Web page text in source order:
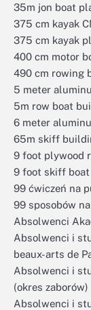
35m jon boat
375 cm kayak
375 cm kayak
400 cm motor
490 cm rowing
5 meter
5m row boat
6 meter
65m skiff
9 foot plywood
9 foot skiff
99 ćwiczeń na
99 sposobów
Absolwenci
Absolwenci i
beaux-arts de
Absolwenci i
(okres zaborów)
Absolwenci i